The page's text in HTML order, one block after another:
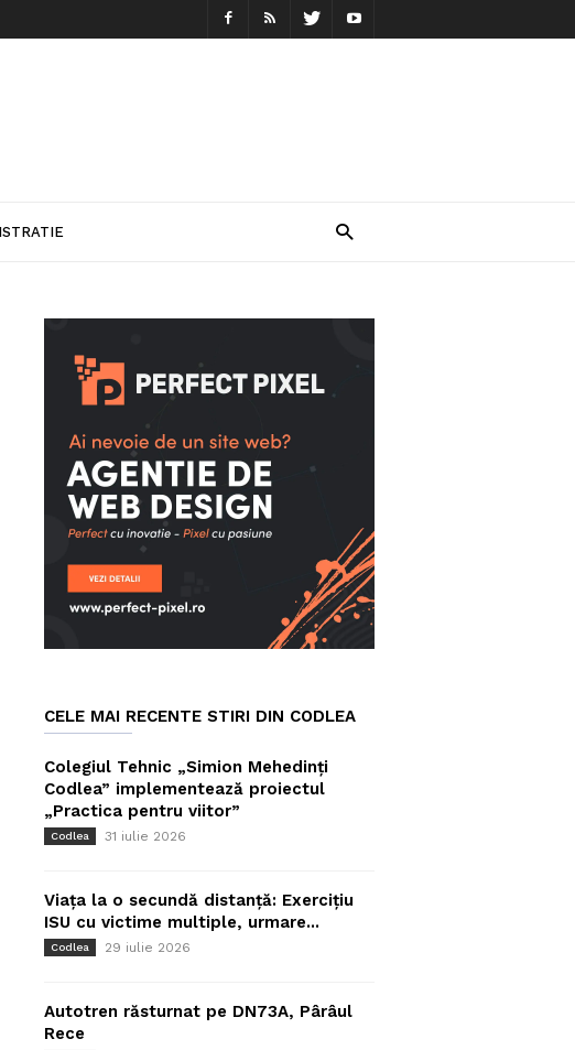
CELE MAI RECENTE STIRI DIN CODLEA
Colegiul Tehnic „Simion Mehedinți
Codlea” implementează proiectul
„Practica pentru viitor”
Codlea 31 iulie 2026
Viața la o secundă distanță: Exercițiu
ISU cu victime multiple, urmare...
Codlea 29 iulie 2026
Autotren răsturnat pe DN73A, Pârâul
Rece